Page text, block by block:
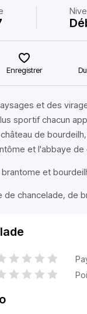
Enregistrer
et des
sportif chacun
de
et l'abbaye de
et
de chancelade, de